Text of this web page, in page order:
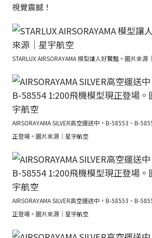
視覺震撼！
STARLUX AIRSORAYAMA 模型讓人好驚豔。圖片來源
AIRSORAYAMA SILVER高空運送中，B-58553、B-
正登場。圖片來源｜星宇航空
AIRSORAYAMA SILVER高空運送中，B-58553、B-
正登場。圖片來源｜星宇航空